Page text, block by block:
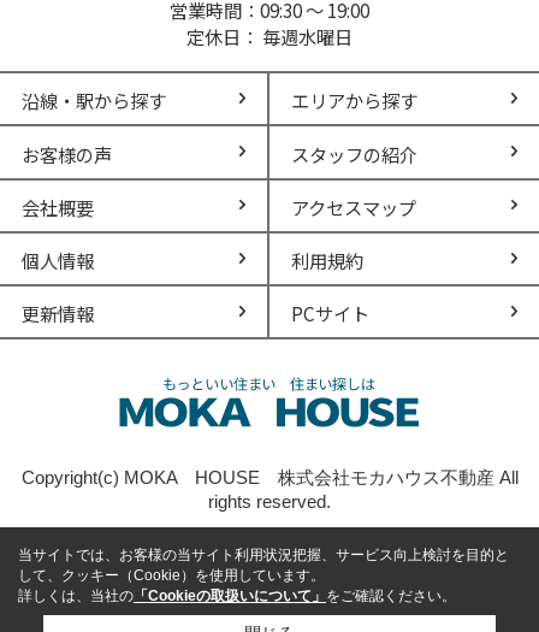
営業時間：09:30 ～ 19:00
定休日： 毎週水曜日
沿線・駅から探す エリアから探す
お客様の声 スタッフの紹介
会社概要 アクセスマップ
個人情報 利用規約
更新情報 PCサイト
Copyright(c) MOKA HOUSE 株式会社モカハウス不動産 All
rights reserved.
当サイトでは、お客様の当サイト利用状況把握、サービス向上検討を目的と
して、クッキー（Cookie）を使用しています。
詳しくは、当社の 「Cookieの取扱いについて」 をご確認ください。